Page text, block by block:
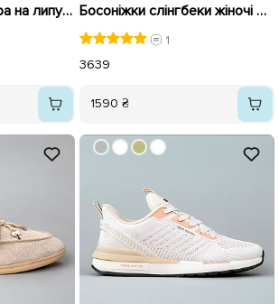
Сандалі жіночі шкіра на липучці 595435 Бежеві розпродаж Босоніжки слінгбеки жіночі 595441 Бежеві
1
3639
1590 ₴